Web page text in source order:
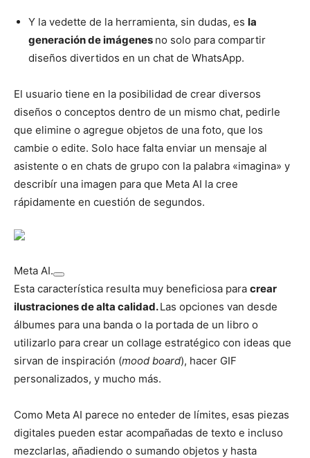
Y la vedette de la herramienta, sin dudas, es la
generación de imágenes no solo para compartir
diseños divertidos en un chat de WhatsApp.
El usuario tiene en la posibilidad de crear diversos
diseños o conceptos dentro de un mismo chat, pedirle
que elimine o agregue objetos de una foto, que los
cambie o edite. Solo hace falta enviar un mensaje al
asistente o en chats de grupo con la palabra «imagina» y
describír una imagen para que Meta AI la cree
rápidamente en cuestión de segundos.
Meta AI.
Esta característica resulta muy beneficiosa para crear
ilustraciones de alta calidad.Las opciones van desde
álbumes para una banda o la portada de un libro o
utilizarlo para crear un collage estratégico con ideas que
sirvan de inspiración (mood board), hacer GIF
personalizados, y mucho más.
Como Meta AI parece no enteder de límites, esas piezas
digitales pueden estar acompañadas de texto e incluso
mezclarlas, añadiendo o sumando objetos y hasta